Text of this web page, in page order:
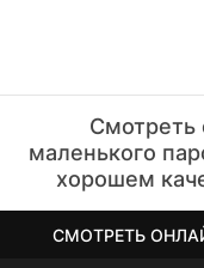
Смотреть
маленького
хорошем
СМОТРЕТЬ